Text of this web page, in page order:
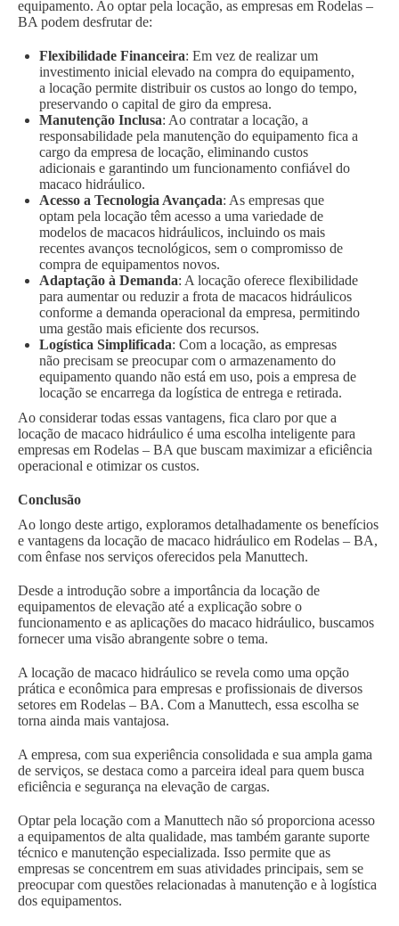
equipamento. Ao optar pela locação, as empresas em Rodelas –
BA podem desfrutar de:
Flexibilidade Financeira: Em vez de realizar um
investimento inicial elevado na compra do equipamento,
a locação permite distribuir os custos ao longo do tempo,
preservando o capital de giro da empresa.
Manutenção Inclusa: Ao contratar a locação, a
responsabilidade pela manutenção do equipamento fica a
cargo da empresa de locação, eliminando custos
adicionais e garantindo um funcionamento confiável do
macaco hidráulico.
Acesso a Tecnologia Avançada: As empresas que
optam pela locação têm acesso a uma variedade de
modelos de macacos hidráulicos, incluindo os mais
recentes avanços tecnológicos, sem o compromisso de
compra de equipamentos novos.
Adaptação à Demanda: A locação oferece flexibilidade
para aumentar ou reduzir a frota de macacos hidráulicos
conforme a demanda operacional da empresa, permitindo
uma gestão mais eficiente dos recursos.
Logística Simplificada: Com a locação, as empresas
não precisam se preocupar com o armazenamento do
equipamento quando não está em uso, pois a empresa de
locação se encarrega da logística de entrega e retirada.
Ao considerar todas essas vantagens, fica claro por que a
locação de macaco hidráulico é uma escolha inteligente para
empresas em Rodelas – BA que buscam maximizar a eficiência
operacional e otimizar os custos.
Conclusão
Ao longo deste artigo, exploramos detalhadamente os benefícios
e vantagens da locação de macaco hidráulico em Rodelas – BA,
com ênfase nos serviços oferecidos pela Manuttech.
Desde a introdução sobre a importância da locação de
equipamentos de elevação até a explicação sobre o
funcionamento e as aplicações do macaco hidráulico, buscamos
fornecer uma visão abrangente sobre o tema.
A locação de macaco hidráulico se revela como uma opção
prática e econômica para empresas e profissionais de diversos
setores em Rodelas – BA. Com a Manuttech, essa escolha se
torna ainda mais vantajosa.
A empresa, com sua experiência consolidada e sua ampla gama
de serviços, se destaca como a parceira ideal para quem busca
eficiência e segurança na elevação de cargas.
Optar pela locação com a Manuttech não só proporciona acesso
a equipamentos de alta qualidade, mas também garante suporte
técnico e manutenção especializada. Isso permite que as
empresas se concentrem em suas atividades principais, sem se
preocupar com questões relacionadas à manutenção e à logística
dos equipamentos.